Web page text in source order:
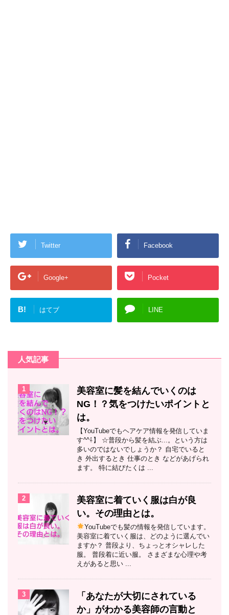
Twitter Facebook
Google+ Pocket
B! はてブ LINE
人気記事
1
美容室に髪を結んでいくのは
NG！？気をつけたいポイントと
は。
【YouTubeでもヘアケア情報を発信していま
す^^⇩】 ☆普段から髪を結ぶ...。という方は
多いのではないでしょうか？ 自宅でいると
き 外出するとき 仕事のとき などがあげられ
ます。 特に結びたくは ...
2
美容室に着ていく服は白が良
い。その理由とは。
YouTubeでも髪の情報を発信しています。
美容室に着ていく服は、どのように選んでい
ますか？ 普段より、ちょっとオシャレした
服。 普段着に近い服。 さまざまな心理や考
えがあると思い ...
3
「あなたが大切にされている
か」がわかる美容師の言動と